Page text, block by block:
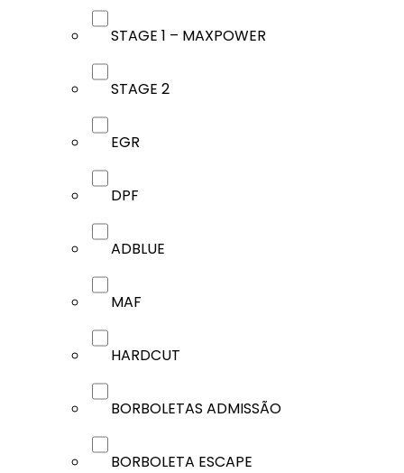
STAGE 1 – MAXPOWER
STAGE 2
EGR
DPF
ADBLUE
MAF
HARDCUT
BORBOLETAS ADMISSÃO
BORBOLETA ESCAPE